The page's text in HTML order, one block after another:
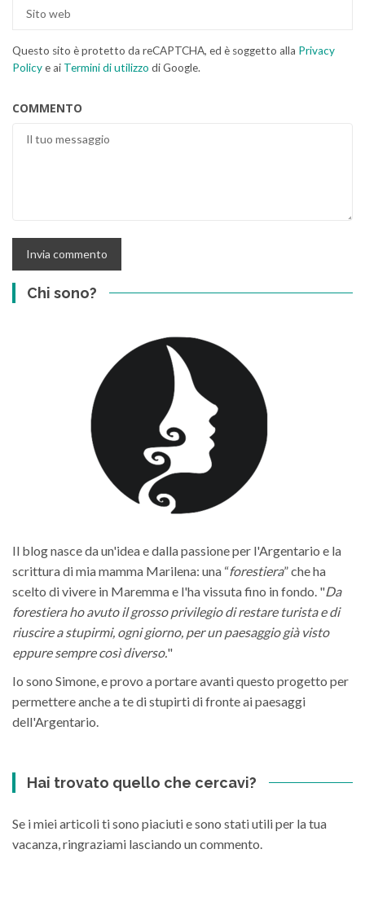
Questo sito è protetto da reCAPTCHA, ed è soggetto alla Privacy
Policye ai Termini di utilizzo di Google.
COMMENTO
Chi sono?
Il blog nasce da un'idea e dalla passione per l'Argentario e la
scrittura di mia mamma Marilena: una “forestiera” che ha
scelto di vivere in Maremma e l'ha vissuta fino in fondo. "Da
forestiera ho avuto il grosso privilegio di restare turista e di
riuscire a stupirmi, ogni giorno, per un paesaggio già visto
eppure sempre così diverso."
Io sono Simone, e provo a portare avanti questo progetto per
permettere anche a te di stupirti di fronte ai paesaggi
dell'Argentario.
Hai trovato quello che cercavi?
Se i miei articoli ti sono piaciuti e sono stati utili per la tua
vacanza, ringraziami lasciando un commento.